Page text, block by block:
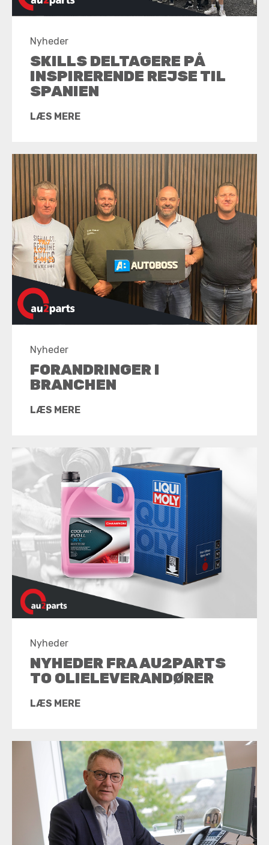
Nyheder
SKILLS DELTAGERE PÅ
INSPIRERENDE REJSE TIL
SPANIEN
LÆS MERE
Nyheder
FORANDRINGER I
BRANCHEN
LÆS MERE
Nyheder
NYHEDER FRA AU2PARTS
TO OLIELEVERANDØRER
LÆS MERE